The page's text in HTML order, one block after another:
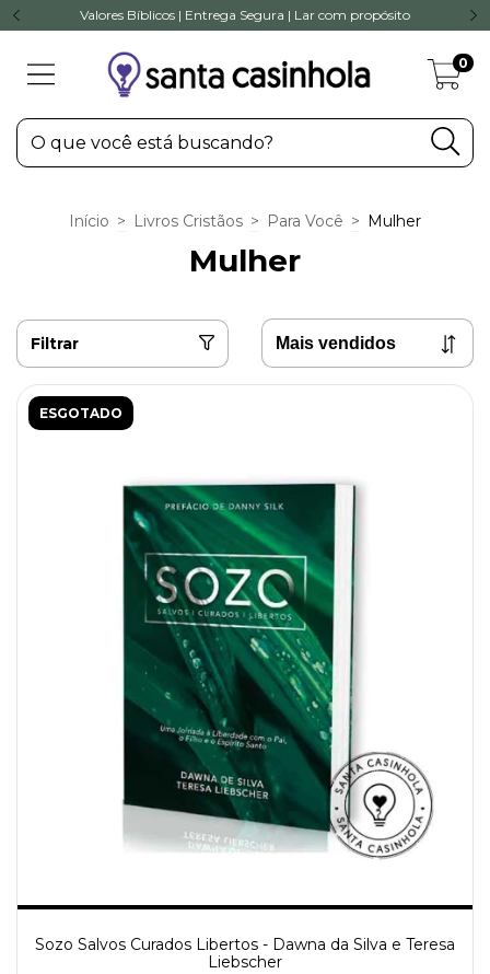
Valores Bíblicos | Entrega Segura | Lar com propósito
0
Início > Livros Cristãos > Para Você > Mulher
Mulher
Filtrar
ESGOTADO
Sozo Salvos Curados Libertos - Dawna da Silva e Teresa
Liebscher